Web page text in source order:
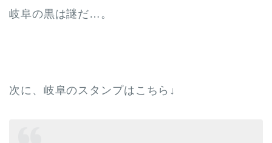
岐阜の黒は謎だ…。
次に、岐阜のスタンプはこちら↓